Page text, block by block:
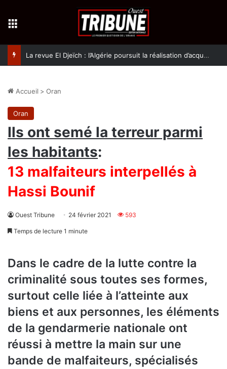
La revue El Djeïch : l’Algérie poursuit la réalisation d’acquis qualitatifs et historiques dans un climat de sécurité et de stabilité
Accueil > Oran
Oran
Ils ont semé la terreur parmi
les habitants:
13 malfaiteurs interpellés à
Hassi Bounif
Ouest Tribune 24 février 2021 593
Temps de lecture 1 minute
Dans le cadre de la lutte contre la
criminalité sous toutes ses formes,
surtout celle liée à l’atteinte aux
biens et aux personnes, les éléments
de la gendarmerie nationale ont
réussi à mettre la main sur une
bande de malfaiteurs, spécialisés